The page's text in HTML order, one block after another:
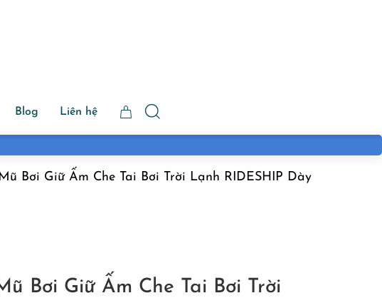
Blog Liên hệ
Bơi Giữ Ấm Che Tai Bơi Trời Lạnh RIDESHIP Dày
Bơi Giữ Ấm Che Tai Bơi Trời